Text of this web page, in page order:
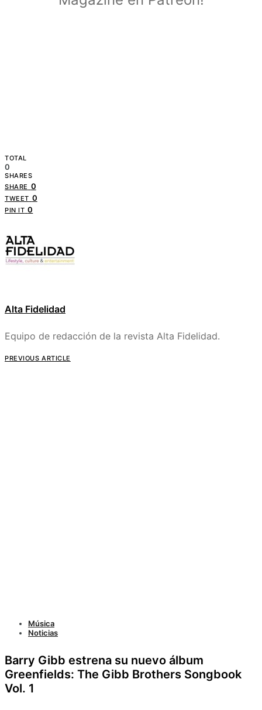
TOTAL
0
SHARES
SHARE 0
TWEET 0
PIN IT 0
Alta Fidelidad
Equipo de redacción de la revista Alta Fidelidad.
PREVIOUS ARTICLE
Música
Noticias
Barry Gibb estrena su nuevo álbum
Greenfields: The Gibb Brothers Songbook
Vol. 1